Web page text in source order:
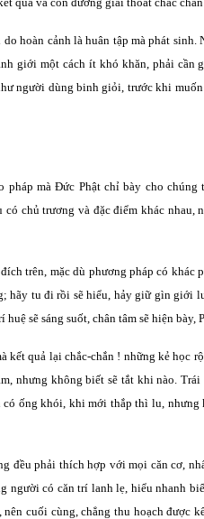
hoàn cảnh là huân tập mà phát
giới một cách ít khó khăn, phải cần
người dùng binh giỏi, trước khi
pháp mà Ðức Phật chỉ bày cho
có chủ trương và đặc điểm khác
trên, mặc dù phương pháp có khác
hãy tu đi rồi sẽ hiểu, hảy giữ gìn giới
sẽ sáng suốt, chân tâm sẽ hiện bày,
kết quả lại chắc-chắn ! những kẻ học
nhưng không biết sẽ tắt khi nào.
có ống khói, khi mới thắp thì lu, nhưng
đều phải thích hợp với mọi căn cơ,
người có căn trí lanh lẹ, hiểu nhanh
cuối cùng, chẳng thu hoạch được